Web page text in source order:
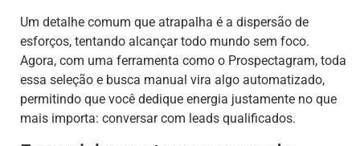
Um detalhe comum que atrapalha é a dispersão de
esforços, tentando alcançar todo mundo sem foco.
Agora, com uma ferramenta como o Prospectagram, toda
essa seleção e busca manual vira algo automatizado,
permitindo que você dedique energia justamente no que
mais importa: conversar com leads qualificados.